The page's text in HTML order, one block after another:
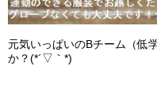
元気いっぱいのBチーム（低
か？(*´▽｀*)